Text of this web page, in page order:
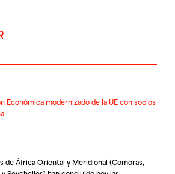
Económica modernizado de la UE con socios
de África Oriental y Meridional (Comoras,